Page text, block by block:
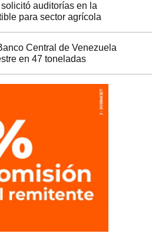
auditorías en la
para sector agrícola
Central de Venezuela
en 47 toneladas